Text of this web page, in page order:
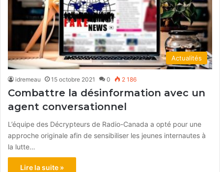
Actualités
idremeau 15 octobre 2021 0 2 186
Combattre la désinformation avec un
agent conversationnel
L’équipe des Décrypteurs de Radio-Canada a opté pour une
approche originale afin de sensibiliser les jeunes internautes à
la lutte…
Lire la suite »